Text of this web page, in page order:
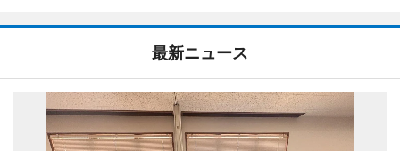
最新ニュース